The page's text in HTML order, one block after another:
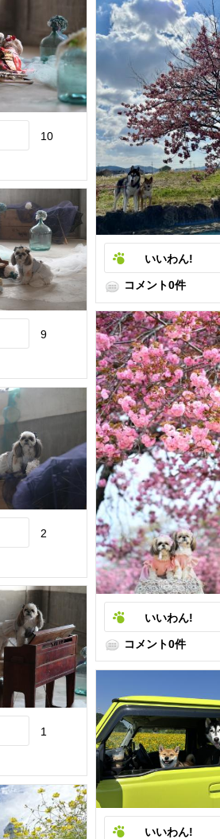
10
いいわん!
コメント0件
9
いいわん!
コメント0件
2
1
いいわん!